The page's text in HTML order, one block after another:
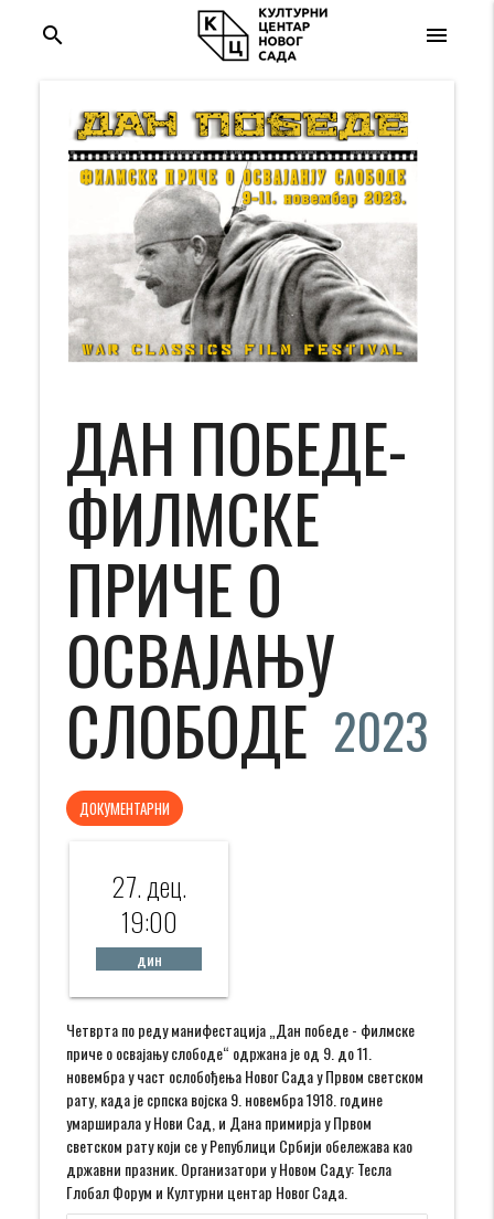
menu
search
ДАН ПОБЕДЕ-
ФИЛМСКЕ
ПРИЧЕ О
ОСВАЈАЊУ
СЛОБОДЕ 2023
ДОКУМЕНТАРНИ
27. дец.
19:00
дин
Четврта по реду манифестација „Дан победе - филмске
приче о освајању слободе“ одржана је од 9. до 11.
новембра у част oслобођења Новог Сада у Првом светском
рату, када је српска војска 9. новембра 1918. године
умарширала у Нови Сад, и Дана примирја у Првом
светском рату који се у Републици Србији обележава као
државни празник. Организатори у Новом Саду: Тесла
Глобал Форум и Културни центар Новог Сада.